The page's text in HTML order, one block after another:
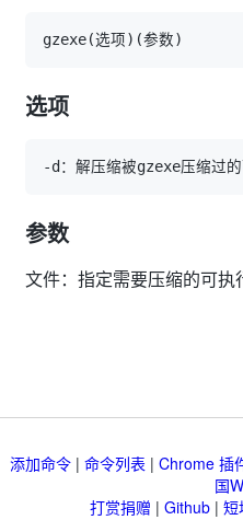
gzexe(选项) (参数)
选项
参数
文件：指定需要压缩的可执
添加命令 | 命令列表 | Chrome 插
国
打赏捐赠 | Github | 短